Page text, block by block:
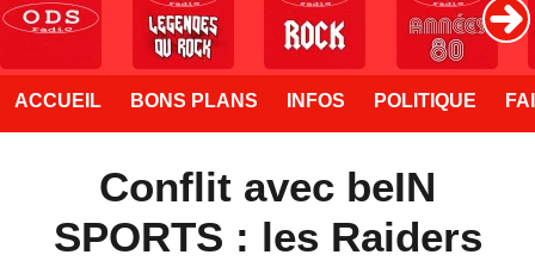
ACCUEIL BONS PLANS INFOS POLITIQUE
Conflit avec beIN
SPORTS : les Raiders